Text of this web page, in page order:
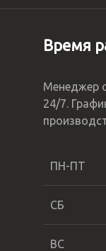
Время
Менеджер
24/7.
ПН-ПТ
СБ
ВС